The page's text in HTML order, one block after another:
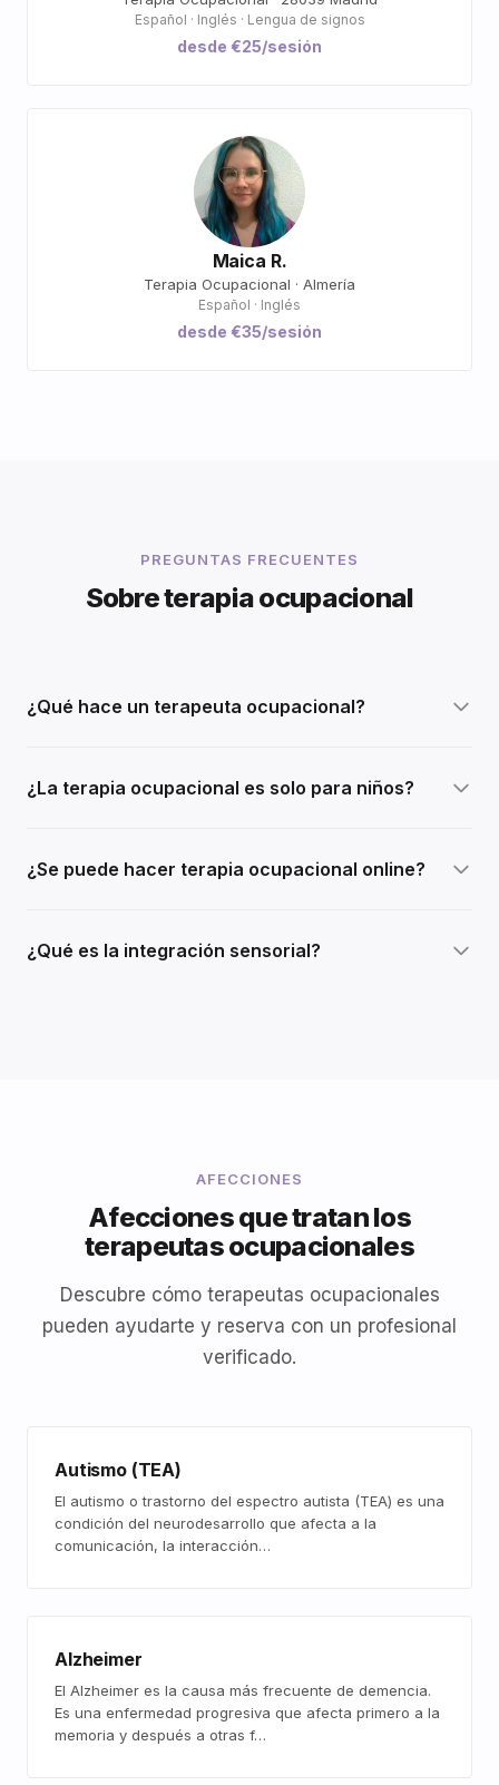
Español · Inglés · Lengua de signos
desde €25/sesión
Maica R.
Terapia Ocupacional · Almería
Español · Inglés
desde €35/sesión
PREGUNTAS FRECUENTES
Sobre terapia ocupacional
¿Qué hace un terapeuta ocupacional?
¿La terapia ocupacional es solo para niños?
¿Se puede hacer terapia ocupacional online?
¿Qué es la integración sensorial?
AFECCIONES
Afecciones que tratan los
terapeutas ocupacionales
Descubre cómo terapeutas ocupacionales
pueden ayudarte y reserva con un profesional
verificado.
Autismo (TEA)
El autismo o trastorno del espectro autista (TEA) es una
condición del neurodesarrollo que afecta a la
comunicación, la interacción…
Alzheimer
El Alzheimer es la causa más frecuente de demencia.
Es una enfermedad progresiva que afecta primero a la
memoria y después a otras f…